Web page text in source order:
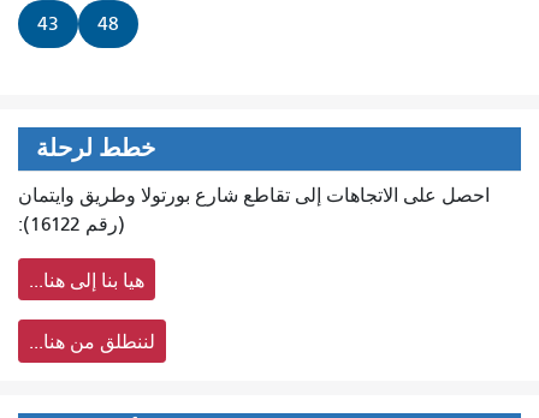
43 48
خطط لرحلة
احصل على الاتجاهات إلى تقاطع شارع بورتولا وطريق وايتمان
(رقم 16122):
هيا بنا إلى هنا...
لننطلق من هنا...